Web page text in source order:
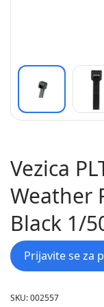
Vezica
Weather
Black 1/
Prijavite se za
SKU:002557